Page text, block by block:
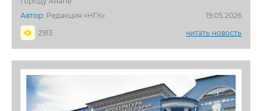
Автор: Редакция «НГК»
19.05.2026
2913
читать новость